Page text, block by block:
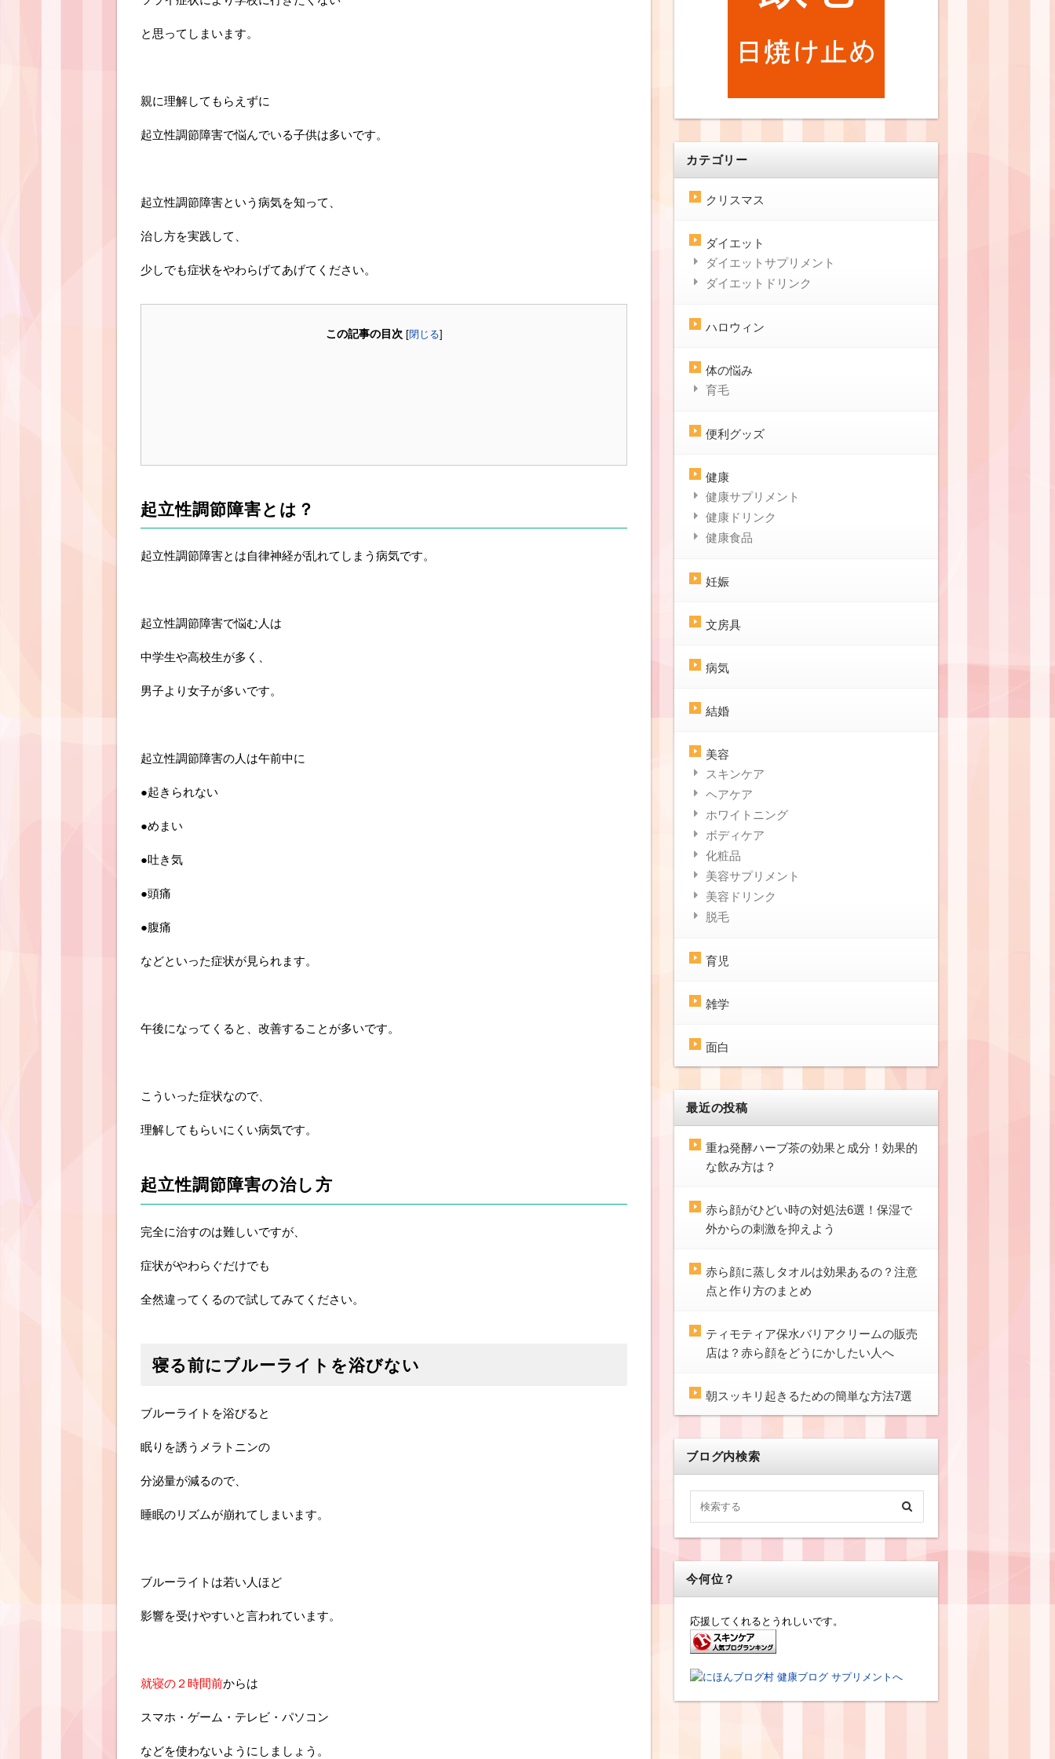
と思ってしまいます。
親に理解してもらえずに
起立性調節障害で悩んでいる子供は多いです。
起立性調節障害という病気を知って、
治し方を実践して、
少しでも症状をやわらげてあげてください。
この記事の目次 [閉じる]
起立性調節障害とは？
起立性調節障害とは自律神経が乱れてしまう病気です。
起立性調節障害で悩む人は
中学生や高校生が多く、
男子より女子が多いです。
起立性調節障害の人は午前中に
●起きられない
●めまい
●吐き気
●頭痛
●腹痛
などといった症状が見られます。
午後になってくると、改善することが多いです。
こういった症状なので、
理解してもらいにくい病気です。
起立性調節障害の治し方
完全に治すのは難しいですが、
症状がやわらぐだけでも
全然違ってくるので試してみてください。
寝る前にブルーライトを浴びない
ブルーライトを浴びると
眠りを誘うメラトニンの
分泌量が減るので、
睡眠のリズムが崩れてしまいます。
ブルーライトは若い人ほど
影響を受けやすいと言われています。
就寝の２時間前からは
スマホ・ゲーム・テレビ・パソコン
などを使わないようにしましょう。
カテゴリー
クリスマス
ダイエット
ダイエットサプリメント
ダイエットドリンク
ハロウィン
体の悩み
育毛
便利グッズ
健康
健康サプリメント
健康ドリンク
健康食品
妊娠
文房具
病気
結婚
美容
スキンケア
ヘアケア
ホワイトニング
ボディケア
化粧品
美容サプリメント
美容ドリンク
脱毛
育児
雑学
面白
最近の投稿
重ね発酵ハーブ茶の効果と成分！効果的
な飲み方は？
赤ら顔がひどい時の対処法6選！保湿で
外からの刺激を抑えよう
赤ら顔に蒸しタオルは効果あるの？注意
点と作り方のまとめ
ティモティア保水バリアクリームの販売
店は？赤ら顔をどうにかしたい人へ
朝スッキリ起きるための簡単な方法7選
ブログ内検索
今何位？
応援してくれるとうれしいです。